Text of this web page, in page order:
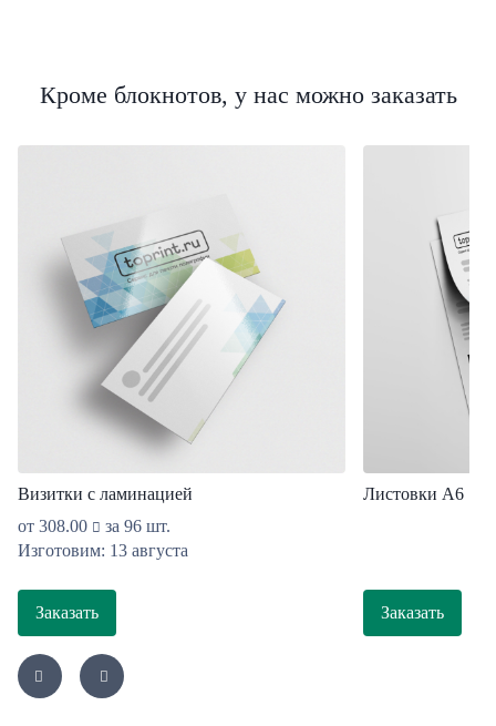
Кроме блокнотов, у нас можно заказать
Визитки с ламинацией
от 308.00
за 96 шт.
Изготовим: 13 августа
Заказать
Листовки А6
Заказать